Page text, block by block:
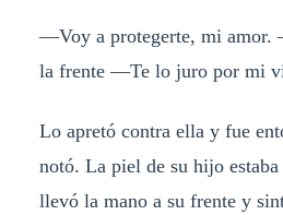
—Voy a protegerte, mi amor.
la frente —Te lo juro por mi
Lo apretó contra ella y fue
notó. La piel de su hijo
llevó la mano a su frente y